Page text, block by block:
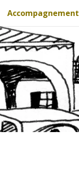
Accompagnement